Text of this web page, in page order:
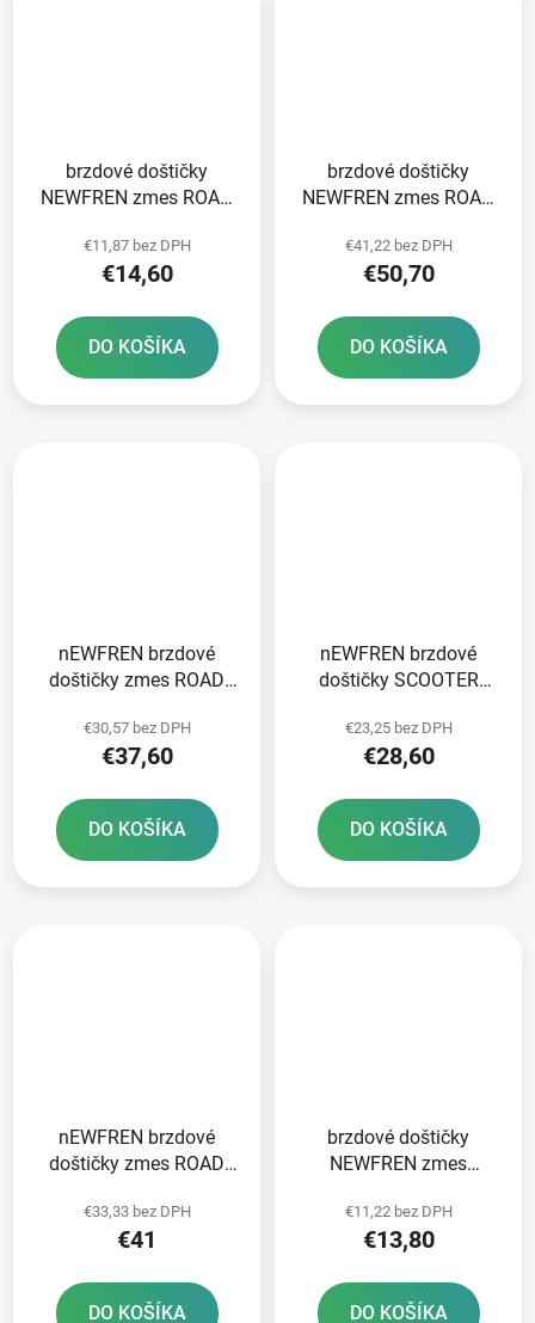
brzdové doštičky
NEWFREN zmes ROAD
v balení
€11,87 bez DPH
€14,60
DO KOŠÍKA
brzdové doštičky
NEWFREN zmes ROAD
v balení
€41,22 bez DPH
€50,70
DO KOŠÍKA
nEWFREN brzdové
doštičky zmes ROAD
ks v balení
€30,57 bez DPH
€37,60
DO KOŠÍKA
nEWFREN brzdové
doštičky SCOOTER
balení
€23,25 bez DPH
€28,60
DO KOŠÍKA
nEWFREN brzdové
doštičky zmes ROAD
ks v balení
€33,33 bez DPH
€41
DO KOŠÍKA
brzdové doštičky
NEWFREN zmes
ORGANIC 2 ks v balení
€11,22 bez DPH
€13,80
DO KOŠÍKA